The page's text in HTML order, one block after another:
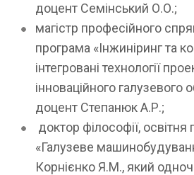
доцент Семінський О.О.;
магістр професійного
програма «Інжиніринг та
інтегровані технології
інноваційного галузевого
доцент Степанюк А.Р.;
доктор філософії, освітня
«Галузеве
Корнієнко Я.М., який